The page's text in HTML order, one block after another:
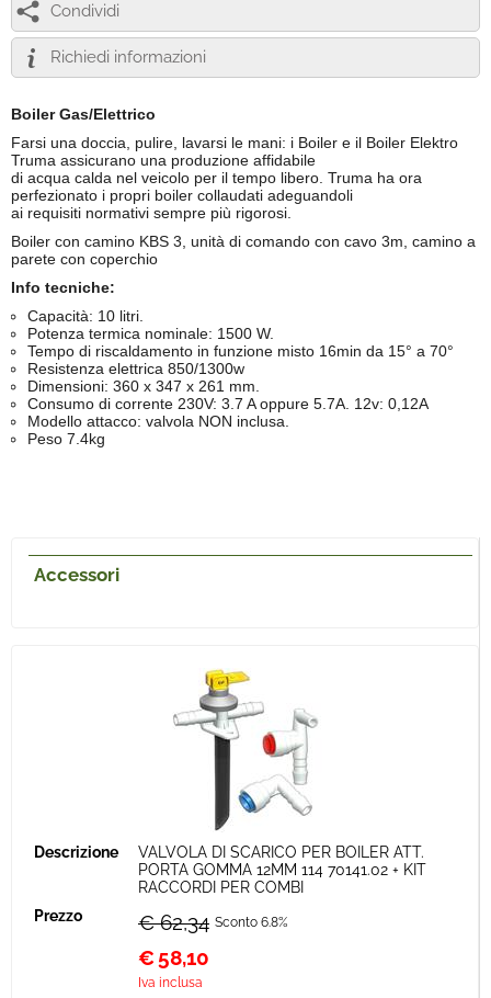
Condividi
Richiedi informazioni
Boiler Gas/Elettrico
Farsi una doccia, pulire, lavarsi le mani: i Boiler e il Boiler Elektro
Truma assicurano una produzione affidabile
di acqua calda nel veicolo per il tempo libero. Truma ha ora
perfezionato i propri boiler collaudati adeguandoli
ai requisiti normativi sempre più rigorosi.
Boiler con camino KBS 3, unità di comando con cavo 3m, camino a
parete con coperchio
Info tecniche:
Capacità: 10 litri.
Potenza termica nominale: 1500 W.
Tempo di riscaldamento in funzione misto 16min da 15° a 70°
Resistenza elettrica 850/1300w
Dimensioni: 360 x 347 x 261 mm.
Consumo di corrente 230V: 3.7 A oppure 5.7A. 12v: 0,12A
Modello attacco: valvola NON inclusa.
Peso 7.4kg
Accessori
VALVOLA DI SCARICO PER BOILER ATT.
PORTA GOMMA 12MM 114 70141.02 + KIT
RACCORDI PER COMBI
€ 62,34 Sconto 6.8%
€ 58,10
Iva inclusa